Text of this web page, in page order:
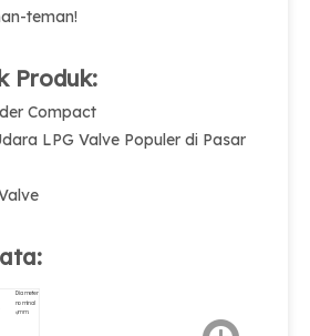
teman!
Produk:
Compact
LPG Valve Populer di Pasar
Diameter
nominal
φmm.